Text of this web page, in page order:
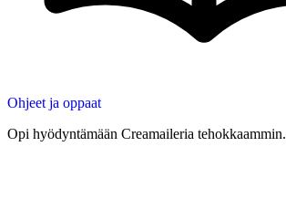
Ohjeet ja oppaat
Opi hyödyntämään Creamaileria tehokkaammin.